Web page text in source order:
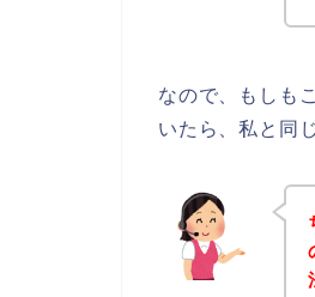
なので、もしも
いたら、私と同